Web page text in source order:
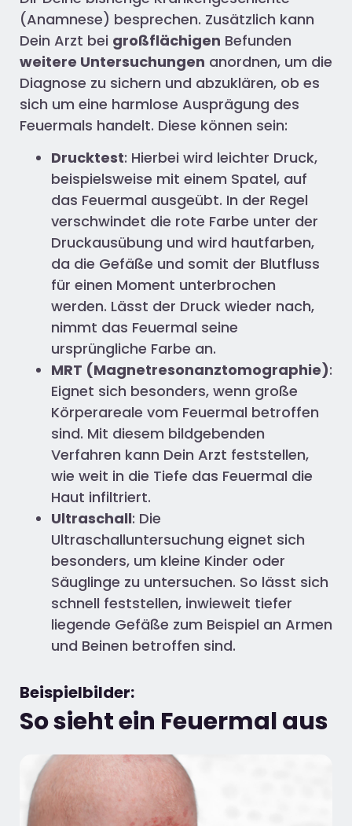
(Anamnese) besprechen. Zusätzlich kann
Dein Arzt bei großflächigen Befunden
weitere Untersuchungen anordnen, um die
Diagnose zu sichern und abzuklären, ob es
sich um eine harmlose Ausprägung des
Feuermals handelt. Diese können sein:
Drucktest: Hierbei wird leichter Druck,
beispielsweise mit einem Spatel, auf
das Feuermal ausgeübt. In der Regel
verschwindet die rote Farbe unter der
Druckausübung und wird hautfarben,
da die Gefäße und somit der Blutfluss
für einen Moment unterbrochen
werden. Lässt der Druck wieder nach,
nimmt das Feuermal seine
ursprüngliche Farbe an.
MRT (Magnetresonanztomographie):
Eignet sich besonders, wenn große
Körperareale vom Feuermal betroffen
sind. Mit diesem bildgebenden
Verfahren kann Dein Arzt feststellen,
wie weit in die Tiefe das Feuermal die
Haut infiltriert.
Ultraschall: Die
Ultraschalluntersuchung eignet sich
besonders, um kleine Kinder oder
Säuglinge zu untersuchen. So lässt sich
schnell feststellen, inwieweit tiefer
liegende Gefäße zum Beispiel an Armen
und Beinen betroffen sind.
Beispielbilder:
So sieht ein Feuermal aus